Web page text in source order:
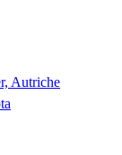
Autriche